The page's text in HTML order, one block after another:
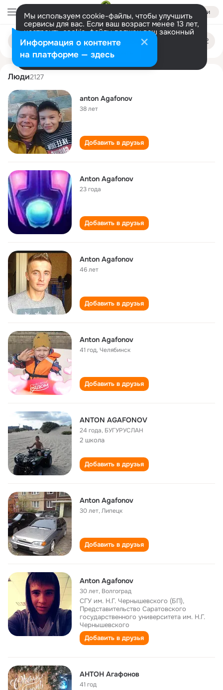
Войти
Мы используем cookie-файлы, чтобы улучшить
сервисы для вас. Если ваш возраст менее 13 лет,
настроить cookie-файлы должен ваш законный
представитель. Больше информации
Разрешить все Настроить
Поиск
людям
anton agafonov
Люди2127
anton Agafonov
38 лет
Добавить в друзья
Anton Agafonov
23 года
Добавить в друзья
Anton Agafonov
46 лет
Добавить в друзья
Anton Agafonov
41 год,Челябинск
Добавить в друзья
ANTON AGAFONOV
24 года, БУГУРУСЛАН
2 школа
Добавить в друзья
Anton Agafonov
30 лет,Липецк
Добавить в друзья
Anton Agafonov
30 лет, Волгоград
СГУ им. Н.Г. Чернышевского (БП),
Представительство Саратовского
государственного университета им. Н.Г.
Чернышевского
Добавить в друзья
АНТОН Агафонов
41 год
Информация о контенте
на платформе — здесь